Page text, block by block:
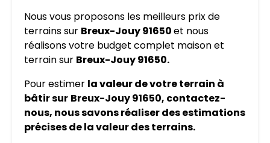
Nous vous proposons les meilleurs prix de
terrains sur Breux-Jouy 91650et nous
réalisons votre budget complet maison et
terrain sur Breux-Jouy 91650.
Pour estimer la valeur de votre terrain à
bâtir sur Breux-Jouy 91650, contactez-
nous, nous savons réaliser des estimations
précises de la valeur des terrains.